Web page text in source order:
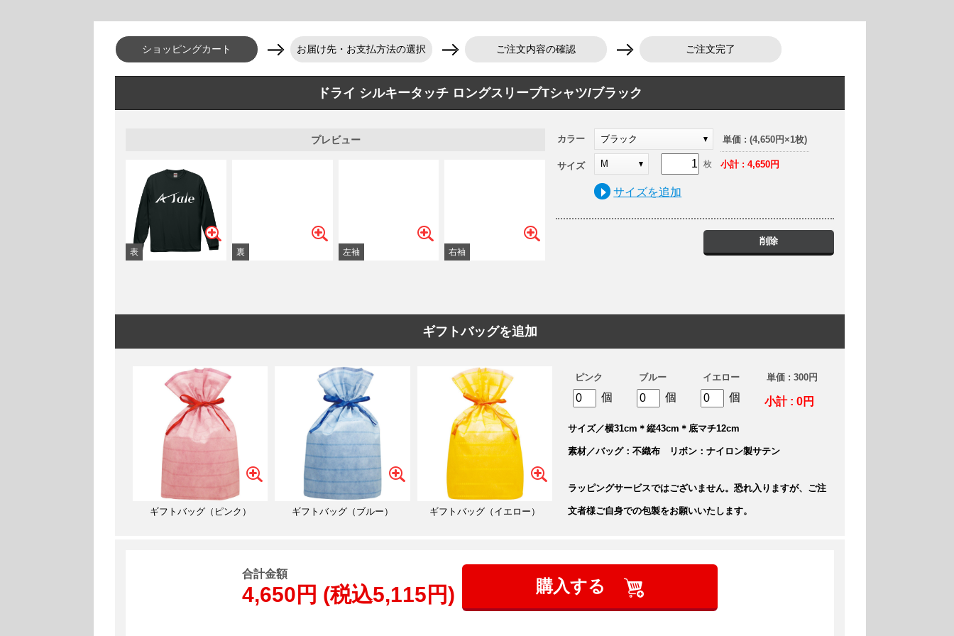
ショッピングカート お届け先・お支払方法の選択 ご注文内容の確認 ご注文完了
ドライ シルキータッチ ロングスリーブTシャツ/ブラック
プレビュー カラー ブラック
M 枚
サイズ
サイズを追加
単価 : (4,650円×1枚)
小計 : 4,650円
削除
ギフトバッグを追加
ギフトバッグ（ピンク） ギフトバッグ（ブルー） ギフトバッグ（イエロー）
ピンク
個
ブルー
個
イエロー
個
単価 : 300円
小計 : 0円
サイズ／横31cm＊縦43cm＊底マチ12cm
素材／バッグ：不織布 リボン：ナイロン製サテン
ラッピングサービスではございません。恐れ入りますが、ご注
文者様ご自身での包製をお願いいたします。
合計金額
4,650円 (税込5,115円) 購入する